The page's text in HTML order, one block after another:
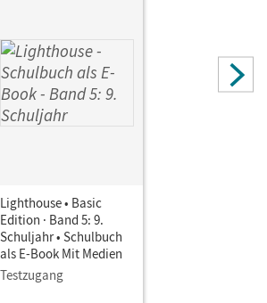
Lighthouse • Basic
Edition · Band 5: 9.
Schuljahr • Schulbuch
als E-Book Mit Medien
Testzugang